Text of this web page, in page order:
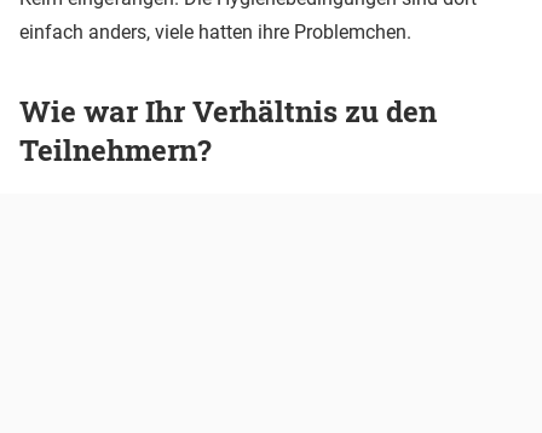
einfach anders, viele hatten ihre Problemchen.
Wie war Ihr Verhältnis zu den
Teilnehmern?